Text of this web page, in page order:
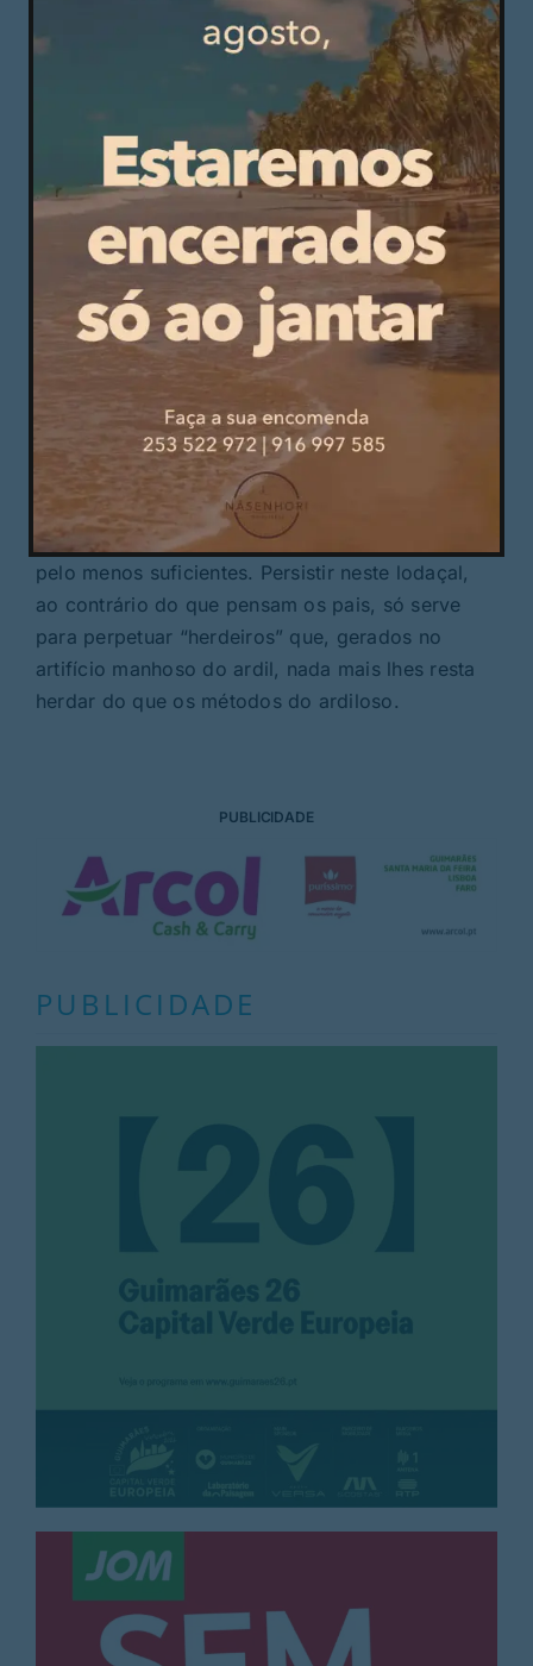
os responsáveis fazem de conta inexistir, esteja a
contaminar os princípios da educação escolar
saudável e a introduzir uma espécie de
insanidade como modo de florescimento
educativo. Se assim for, estamos, de facto, a
caminho de uma imensa tragédia a que nada
escapa: pais, alunos, professores, escolas e
sociedade.
Disso parece não existir dúvidas na medida em
que a moda do progenitor intrometendo-se,
insistente e despudoradamente, na imposição da
nota positiva ao aluno negativo parece ter
chegado às universidades. É preciso repor o
sentido claro das coisas: passar de ano é um
direito exclusivo para quem estuda, trabalha, e
demonstra conhecimentos, se não excelentes,
pelo menos suficientes. Persistir neste lodaçal,
ao contrário do que pensam os pais, só serve
para perpetuar “herdeiros” que, gerados no
artifício manhoso do ardil, nada mais lhes resta
herdar do que os métodos do ardiloso.
PUBLICIDADE
PUBLICIDADE